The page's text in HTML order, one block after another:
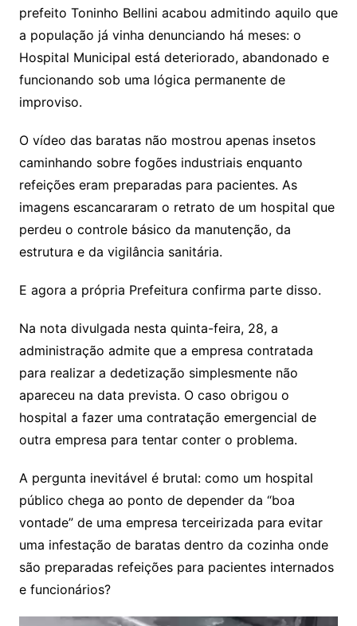
prefeito Toninho Bellini acabou admitindo aquilo que
a população já vinha denunciando há meses: o
Hospital Municipal está deteriorado, abandonado e
funcionando sob uma lógica permanente de
improviso.
O vídeo das baratas não mostrou apenas insetos
caminhando sobre fogões industriais enquanto
refeições eram preparadas para pacientes. As
imagens escancararam o retrato de um hospital que
perdeu o controle básico da manutenção, da
estrutura e da vigilância sanitária.
E agora a própria Prefeitura confirma parte disso.
Na nota divulgada nesta quinta-feira, 28, a
administração admite que a empresa contratada
para realizar a dedetização simplesmente não
apareceu na data prevista. O caso obrigou o
hospital a fazer uma contratação emergencial de
outra empresa para tentar conter o problema.
A pergunta inevitável é brutal: como um hospital
público chega ao ponto de depender da “boa
vontade” de uma empresa terceirizada para evitar
uma infestação de baratas dentro da cozinha onde
são preparadas refeições para pacientes internados
e funcionários?